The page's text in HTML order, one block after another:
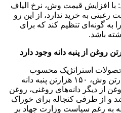
با افزایش قیمت وش، نرخ الیاف
به خرید ندارد، از این رو
گونه‌ای تنظیم کند که برای
باشد.
محصولات استراتژیک محسوب
می‌شود، افزود: با تولید ۳۰۰ هزارتن وش، ۱۵۰ هزارتن پنبه دانه
از دیگر دانه‌های روغنی، روغن
و از طرفی کنجاله برای خوراک
رغم سیاست وزارت جهاد بر